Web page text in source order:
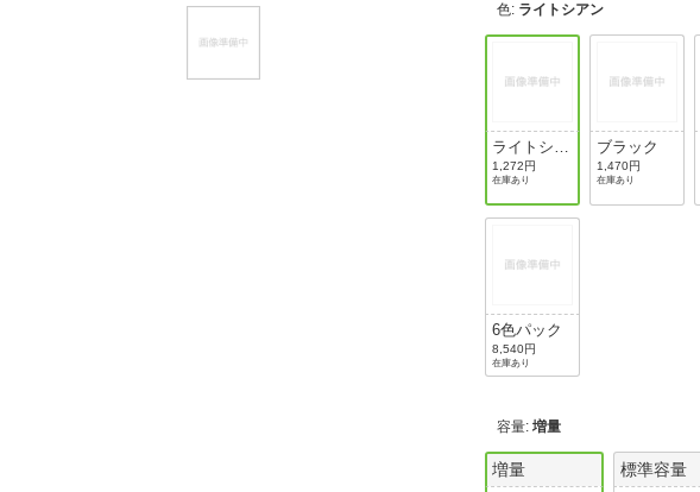
色: ライトシアン
ライトシア
ン
1,272円
在庫あり
ブラック
1,470円
在庫あり
6色パック
8,540円
在庫あり
容量:増量
増量 標準容量